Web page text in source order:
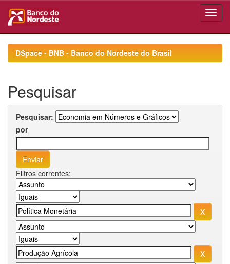
navigationDSpace - BNB - Banco do Nordeste do Brasil
Pesquisar
Pesquisar:
por
Filtros correntes: